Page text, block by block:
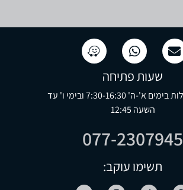
שעות פתיחה
שעות פעילות בימים א'-ה' 7:30-16:30 ובימי ו' עד
השעה 12:45
077-2307945
תשימו עוקב: